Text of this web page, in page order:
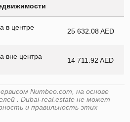
в центре
25 632.08 AED
вне центра
14 711.92 AED
Numbeo.com, на основе
. Dubai-real.estate не может
и правильность этих